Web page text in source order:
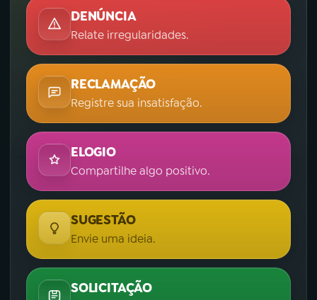
DENÚNCIA
Relate irregularidades.
RECLAMAÇÃO
Registre sua insatisfação.
ELOGIO
Compartilhe algo positivo.
SUGESTÃO
Envie uma ideia.
SOLICITAÇÃO